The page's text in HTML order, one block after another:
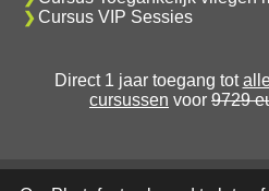
Cursus VIP Sessies
Direct 1 jaar toegang tot
cursussen voor 9729